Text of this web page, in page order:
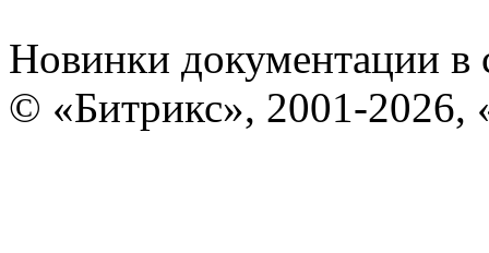
Новинки документации в
© «Битрикс», 2001-2026,